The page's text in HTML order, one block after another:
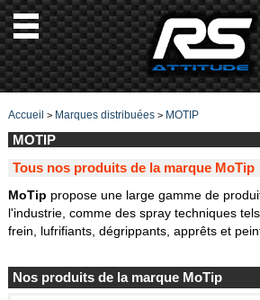
Accueil > Marques distribuées> MOTIP
MOTIP
Tous nos produits de la marque MoTip
MoTip propose une large gamme de
l'industrie, comme des spray techniques
frein, lufrifiants, dégrippants, apprêts et
Nos produits de la marque MoTip